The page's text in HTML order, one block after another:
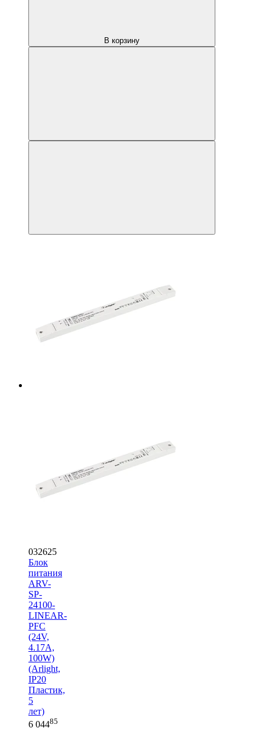
В корзину
032625
Блок
питания
ARV-
SP-
24100-
LINEAR-
PFC
(24V,
4.17A,
100W)
(Arlight,
IP20
Пластик,
5
лет)
6 04485